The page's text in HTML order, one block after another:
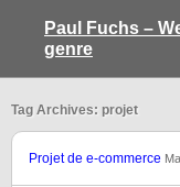
Paul Fuchs –
genre
Tag Archives: projet
Projet de e-commerce